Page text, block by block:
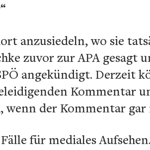
anzusiedeln, wo sie
zuvor zur APA gesagt
angekündigt. Derzeit
Kommentar
wenn der Kommentar
für mediales